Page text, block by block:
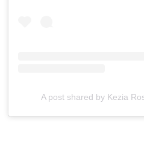
A post shared by Kezia